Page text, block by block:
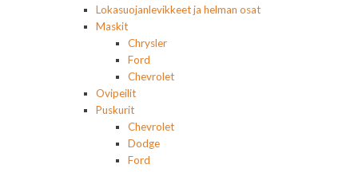
Lokasuojanlevikkeet ja helman osat
Maskit
Chrysler
Ford
Chevrolet
Ovipeilit
Puskurit
Chevrolet
Dodge
Ford